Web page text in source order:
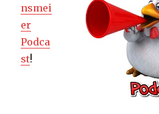
nsmei
er
Podca
st!